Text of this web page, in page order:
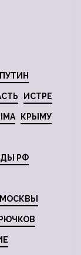
ИСТРЕ
КРЫМУ
РФ